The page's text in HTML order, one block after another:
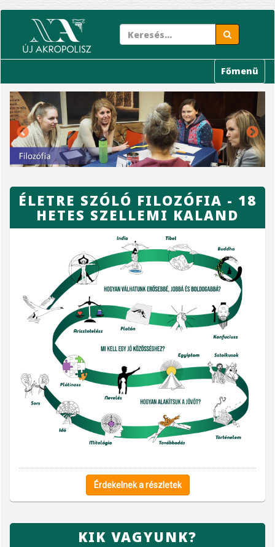
tartalomra
Főmenü
ÉLETRE SZÓLÓ FILOZÓFIA - 18
HETES SZELLEMI KALAND
Érdekelnek a részletek
KIK VAGYUNK?